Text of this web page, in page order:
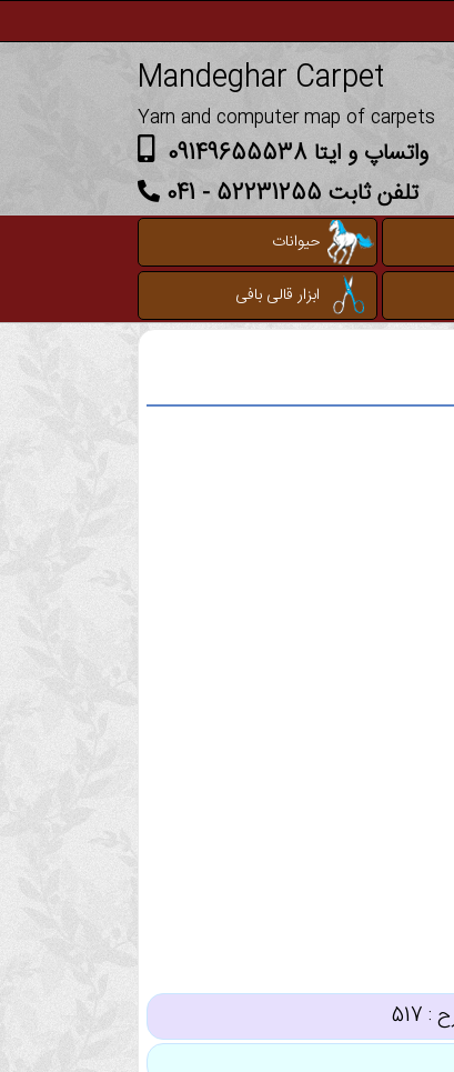
Mandeghar Carpet
Yarn and computer map of carpets
واتساپ و ایتا 09149655538
تلفن ثابت 52231255 - 041
حیوانات
ابزار قالی بافی
:
517